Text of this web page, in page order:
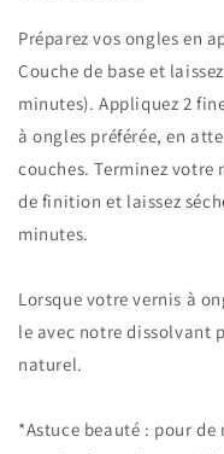
Préparez vos ongles en
Couche de base et
minutes). Appliquez 2
à ongles préférée, en
couches. Terminez votre
de finition et laissez
minutes.
Lorsque votre vernis à
le avec notre dissolvant
naturel.
*Astuce beauté : pour